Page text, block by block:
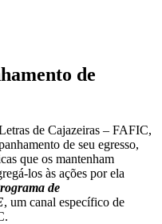
de
de Cajazeiras – FAFIC,
de seu egresso,
que os mantenham
los às ações por ela
de
, um canal específico de